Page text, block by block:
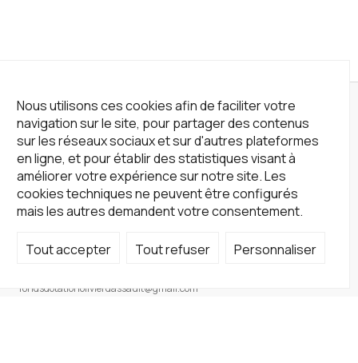
Nous utilisons ces cookies afin de faciliter votre
navigation sur le site, pour partager des contenus
sur les réseaux sociaux et sur d'autres plateformes
en ligne, et pour établir des statistiques visant à
améliorer votre expérience sur notre site. Les
cookies techniques ne peuvent être configurés
mais les autres demandent votre consentement.
Tout accepter Tout refuser Personnaliser
Not a Gallery
fondsdotationolivierdassault@gmail.com